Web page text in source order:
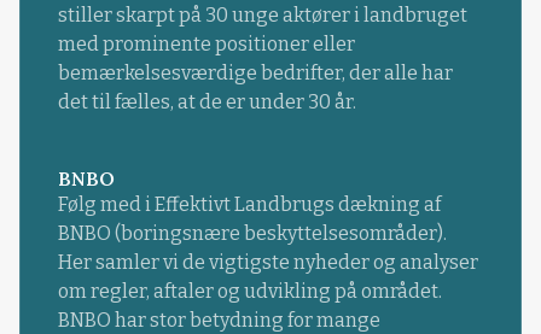
stiller skarpt på 30 unge aktører i landbruget
med prominente positioner eller
bemærkelsesværdige bedrifter, der alle har
det til fælles, at de er under 30 år.
BNBO
Følg med i Effektivt Landbrugs dækning af
BNBO (boringsnære beskyttelsesområder).
Her samler vi de vigtigste nyheder og analyser
om regler, aftaler og udvikling på området.
BNBO har stor betydning for mange